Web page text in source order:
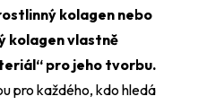
kolagen nebo
kolagen vlastně
pro jeho tvorbu.
pro každého, kdo hledá